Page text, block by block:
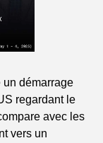
un démarrage
regardant le
avec les
vers un